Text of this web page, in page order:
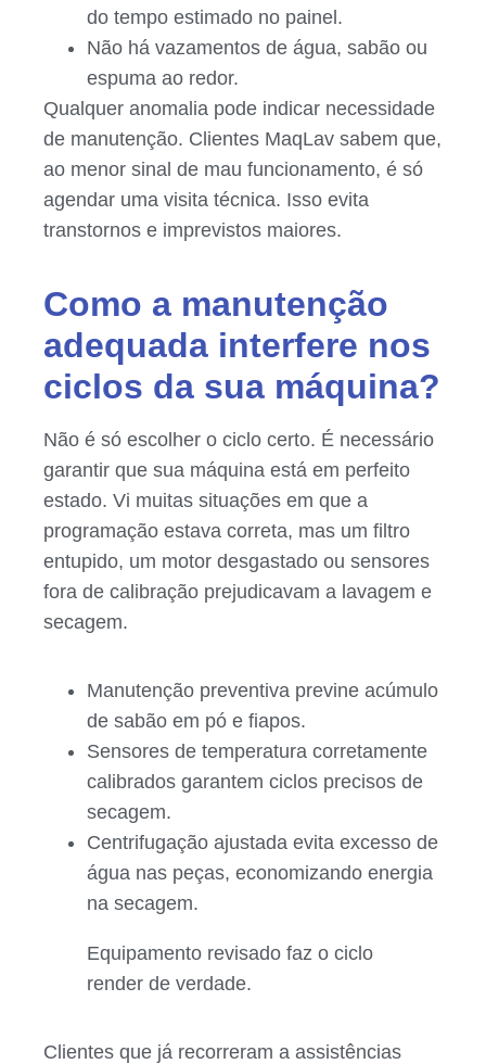
do tempo estimado no painel.
Não há vazamentos de água, sabão ou
espuma ao redor.
Qualquer anomalia pode indicar necessidade
de manutenção. Clientes MaqLav sabem que,
ao menor sinal de mau funcionamento, é só
agendar uma visita técnica. Isso evita
transtornos e imprevistos maiores.
Como a manutenção
adequada interfere nos
ciclos da sua máquina?
Não é só escolher o ciclo certo. É necessário
garantir que sua máquina está em perfeito
estado. Vi muitas situações em que a
programação estava correta, mas um filtro
entupido, um motor desgastado ou sensores
fora de calibração prejudicavam a lavagem e
secagem.
Manutenção preventiva previne acúmulo
de sabão em pó e fiapos.
Sensores de temperatura corretamente
calibrados garantem ciclos precisos de
secagem.
Centrifugação ajustada evita excesso de
água nas peças, economizando energia
na secagem.
Equipamento revisado faz o ciclo
render de verdade.
Clientes que já recorreram a assistências